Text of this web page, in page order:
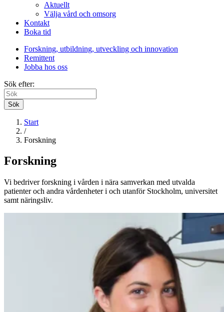
Aktuellt
Välja vård och omsorg
Kontakt
Boka tid
Forskning, utbildning, utveckling och innovation
Remittent
Jobba hos oss
Sök efter:
Sök
Start
/
Forskning
Forskning
Vi bedriver forskning i vården i nära samverkan med utvalda
patienter och andra vårdenheter i och utanför Stockholm, universitet
samt näringsliv.